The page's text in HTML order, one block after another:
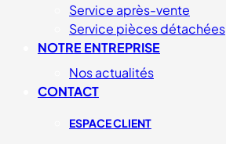
Service après-vente
Service pièces détachées
NOTRE ENTREPRISE
Nos actualités
CONTACT
ESPACE CLIENT